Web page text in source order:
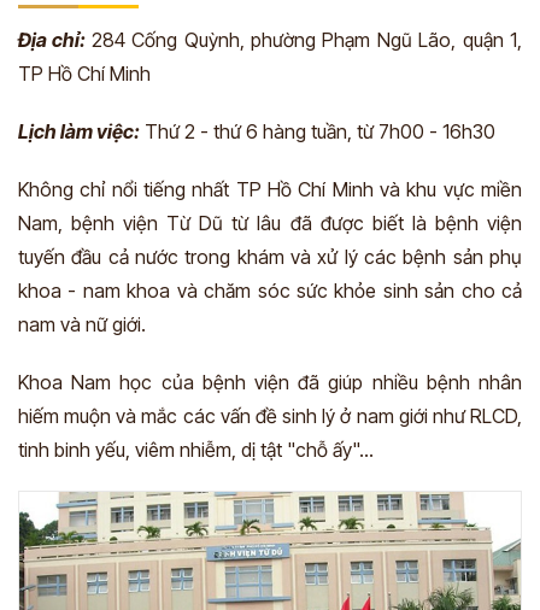
Địa chỉ: 284 Cống Quỳnh, phường Phạm Ngũ Lão, quận 1,
TP Hồ Chí Minh
Lịch làm việc: Thứ 2 - thứ 6 hàng tuần, từ 7h00 - 16h30
Không chỉ nổi tiếng nhất TP Hồ Chí Minh và khu vực miền
Nam, bệnh viện Từ Dũ từ lâu đã được biết là bệnh viện
tuyến đầu cả nước trong khám và xử lý các bệnh sản phụ
khoa - nam khoa và chăm sóc sức khỏe sinh sản cho cả
nam và nữ giới.
Khoa Nam học của bệnh viện đã giúp nhiều bệnh nhân
hiếm muộn và mắc các vấn đề sinh lý ở nam giới như RLCD,
tinh binh yếu, viêm nhiễm, dị tật "chỗ ấy"…